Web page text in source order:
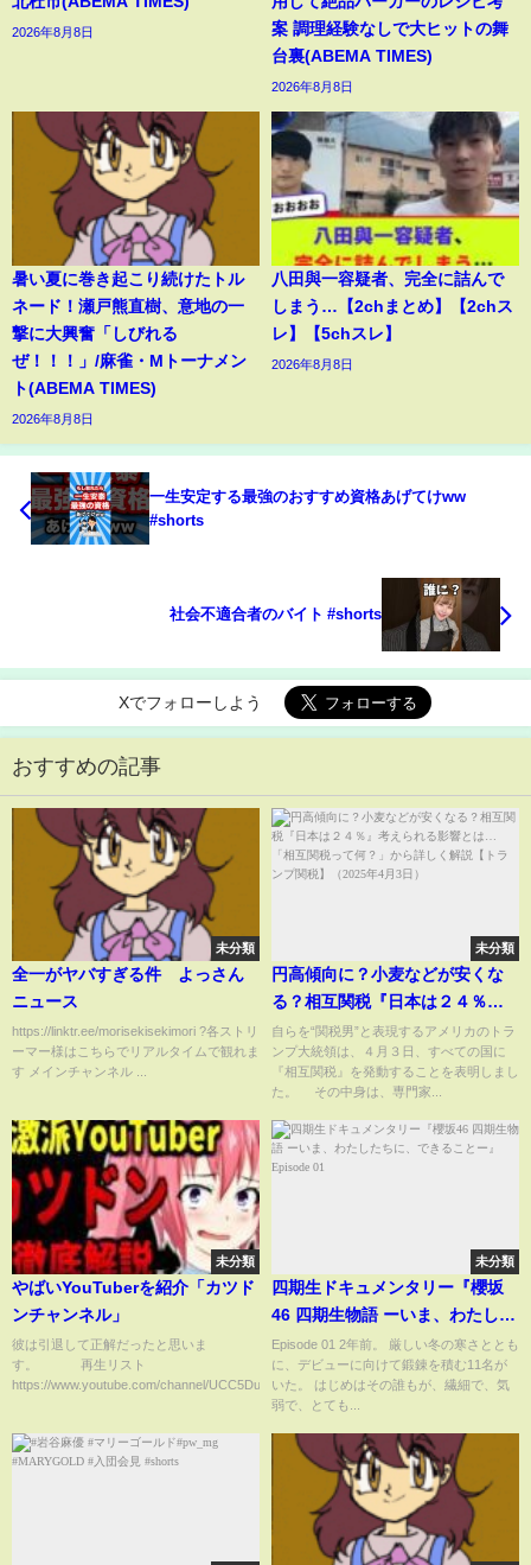
2026年8月8日
案 調理経験なしで大ヒットの舞
台裏(ABEMA TIMES)
2026年8月8日
暑い夏に巻き起こり続けたトル
ネード！瀬戸熊直樹、意地の一
撃に大興奮「しびれる
ぜ！！！」/麻雀・Mトーナメン
ト(ABEMA TIMES)
2026年8月8日
八田與一容疑者、完全に詰んで
しまう…【2chまとめ】【2chス
レ】【5chスレ】
2026年8月8日
一生安定する最強のおすすめ資格あげてけww
#shorts
社会不適合者のバイト #shorts
Xでフォローしよう
おすすめの記事
未分類
全一がヤバすぎる件 よっさん
ニュース
https://linktr.ee/morisekisekimori ?各ストリ
ーマー様はこちらでリアルタイムで観れま
す メインチャンネル ...
未分類
円高傾向に？小麦などが安くな
る？相互関税『日本は２４％』
考えられる影響とは…「相互関
税って何？」から詳しく解説
【トランプ関税】（2025年4月3
自らを“関税男”と表現するアメリカのトラ
ンプ大統領は、４月３日、すべての国に
『相互関税』を発動することを表明しまし
た。 その中身は、専門家...
未分類
やばいYouTuberを紹介「カツド
ンチャンネル」
彼は引退して正解だったと思いま
す。 再生リスト
https://www.youtube.com/channel/UCC5DuAAbx4...
未分類
四期生ドキュメンタリー『櫻坂
46 四期生物語 ーいま、わたした
ちに、できることー』Episode
01
Episode 01 2年前。 厳しい冬の寒さととも
に、デビューに向けて鍛錬を積む11名が
いた。 はじめはその誰もが、繊細で、気
弱で、とても...